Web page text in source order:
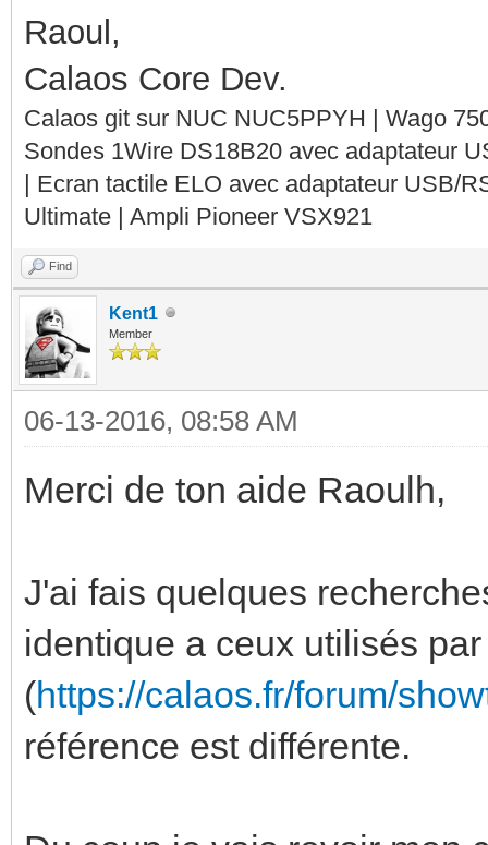
Raoul,
Calaos Core Dev.
Calaos git sur NUC NUC5PPYH | Wago
Sondes 1Wire DS18B20 avec adaptateur
| Ecran tactile ELO avec adaptateur USB/
Ultimate | Ampli Pioneer VSX921
Find
Kent1
Member
06-13-2016, 08:58 AM
Merci de ton aide Raoulh,
J'ai fais quelques
identique a ceux utilisés
(https://calaos.fr/forum/
référence est différente.